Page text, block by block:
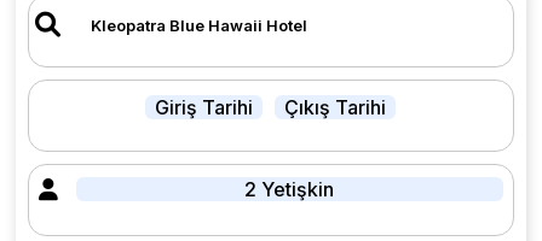
Giriş Tarihi Çıkış Tarihi
2 Yetişkin